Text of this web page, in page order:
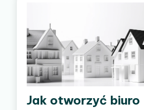
Jak otworzyć biuro